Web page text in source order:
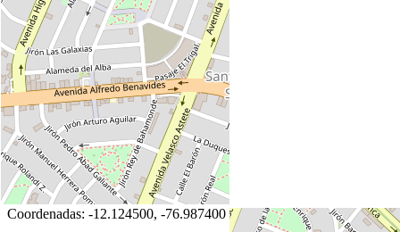
+−
Leaflet |© OpenStreetMap
Coordenadas: -12.124500, -76.987400